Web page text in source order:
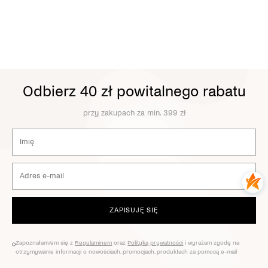
Odbierz 40 zł powitalnego rabatu
przy zakupach za min. 399 zł
ZAPISUJĘ SIĘ
Zapoznałam/em się z Regulaminem oraz Polityką prywatności i wyrażam zgodę na
otrzymywanie informacji o nowościach, promocjach, produktach za pomocą e-mail